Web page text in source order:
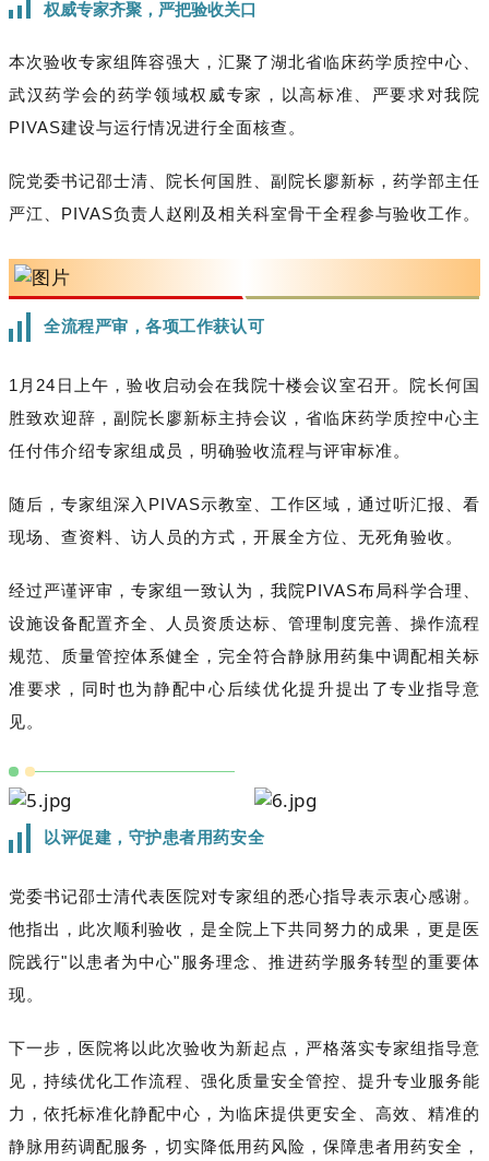
权威专家齐聚，严把验收关口
本次验收专家组阵容强大，汇聚了湖北省临床药学质控中心、
武汉药学会的药学领域权威专家，以高标准、严要求对我院
PIVAS建设与运行情况进行全面核查。
院党委书记邵士清、院长何国胜、副院长廖新标，药学部主任
严江、PIVAS负责人赵刚及相关科室骨干全程参与验收工作。
全流程严审，各项工作获认可
1月24日上午，验收启动会在我院十楼会议室召开。院长何国
胜致欢迎辞，副院长廖新标主持会议，省临床药学质控中心主
任付伟介绍专家组成员，明确验收流程与评审标准。
随后，专家组深入PIVAS示教室、工作区域，通过听汇报、看
现场、查资料、访人员的方式，开展全方位、无死角验收。
经过严谨评审，专家组一致认为，我院PIVAS布局科学合理、
设施设备配置齐全、人员资质达标、管理制度完善、操作流程
规范、质量管控体系健全，完全符合静脉用药集中调配相关标
准要求，同时也为静配中心后续优化提升提出了专业指导意
见。
以评促建，守护患者用药安全
党委书记邵士清代表医院对专家组的悉心指导表示衷心感谢。
他指出，此次顺利验收，是全院上下共同努力的成果，更是医
院践行"以患者为中心"服务理念、推进药学服务转型的重要体
现。
下一步，医院将以此次验收为新起点，严格落实专家组指导意
见，持续优化工作流程、强化质量安全管控、提升专业服务能
力，依托标准化静配中心，为临床提供更安全、高效、精准的
静脉用药调配服务，切实降低用药风险，保障患者用药安全，